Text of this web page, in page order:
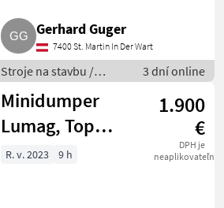
Gerhard Guger
7400 St. Martin In Der Wart
Stroje na stavbu /
Sklápacie vozidlo
3 dní online
Minidumper
Lumag, Top
Zustand, inkl.
1.900
€
DPH je
neaplikovateľné
R. v. 2023 9 h